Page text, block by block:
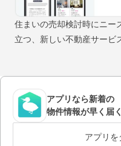
住まいの売却検討時にニー
立つ、新しい不動産サービ
アプリなら新着の
物件情報が早く届
アプリを